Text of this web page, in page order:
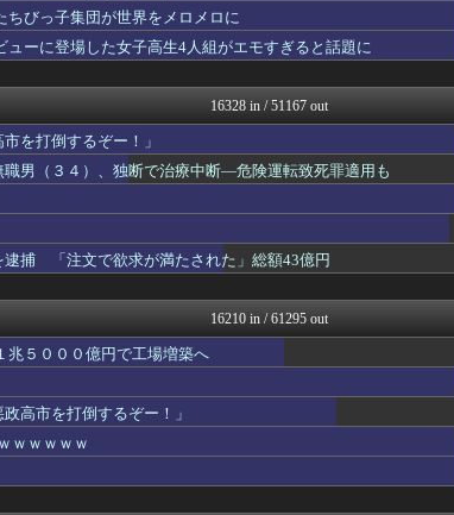
がーるずレポート - ガー...
筋肉速報
ｗｗｗｗ
えっ!?またここのサイト?
ｗｗｗ
VIPPER速報
ｗ
芸能人の気になる噂
バズッター速報
ラシを貼り、...
挙句その彼...
婚外ちゃんねる
らガンが綺麗...
奥様は鬼女-DQN返しまと...
NEWSまとめもりー｜2c...
的だと話題...
正義の見方
たｗｗｗｗ
キスログ
ャルを...
トレンドの通り道
減...
結果ｗｗｗ...
女子アナお宝画像速報－5c...
アニはつ -アニメ発信場-
びっ子集団が世界をメロメロに
ーに登場した女子高生4人組がエモすぎると話題に
16328 in / 51167 out
を打倒するぞー！」
男（３４）、独断で治療中断―危険運転致死罪適用も
捕 「注文で欲求が満たされた」総額43億円
16210 in / 61295 out
兆５０００億円で工場増築へ
高市を打倒するぞー！」
ｗｗｗｗｗ